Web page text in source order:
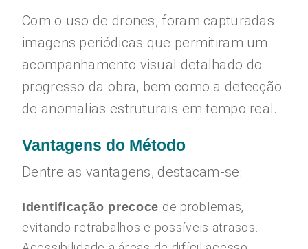
Com o uso de drones, foram capturadas
imagens periódicas que permitiram um
acompanhamento visual detalhado do
progresso da obra, bem como a detecção
de anomalias estruturais em tempo real.
Vantagens do Método
Dentre as vantagens, destacam-se:
Identificação precoce de problemas,
evitando retrabalhos e possíveis atrasos.